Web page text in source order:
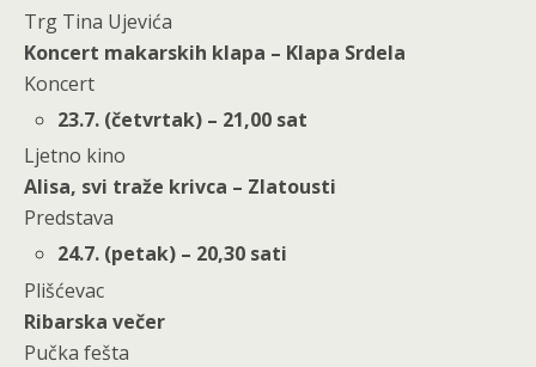
Trg Tina Ujevića
Koncert makarskih klapa – Klapa Srdela
Koncert
23.7. (četvrtak) – 21,00 sat
Ljetno kino
Alisa, svi traže krivca – Zlatousti
Predstava
24.7. (petak) – 20,30 sati
Plišćevac
Ribarska večer
Pučka fešta